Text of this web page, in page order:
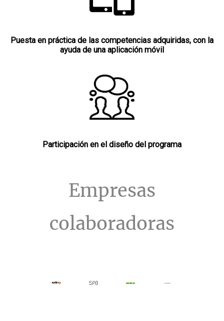
Puesta en práctica de las competencias adquiridas, con la
ayuda de una aplicación móvil
Participación en el diseño del programa
Empresas
colaboradoras